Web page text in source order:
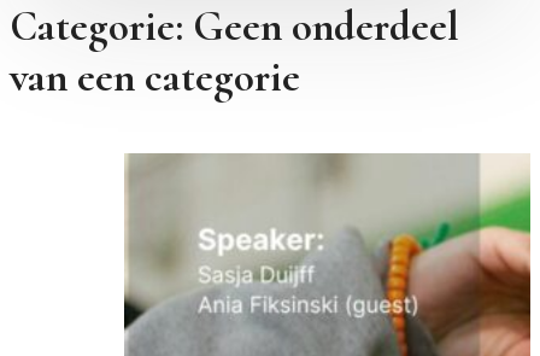
Categorie: Geen onderdeel
van een categorie